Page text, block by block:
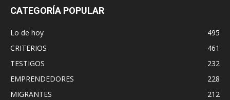
CATEGORÍA POPULAR
Lo de hoy
495
CRITERIOS
461
TESTIGOS
232
EMPRENDEDORES
228
MIGRANTES
212